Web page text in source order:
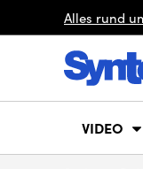
Alles rund
VIDEO